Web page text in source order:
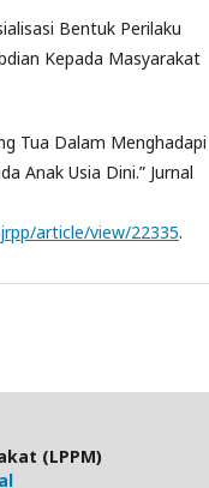
Bentuk Perilaku
Kepada Masyarakat
Tua Dalam Menghadapi
Anak Usia Dini.” Jurnal
article/view/22335.
(LPPM)